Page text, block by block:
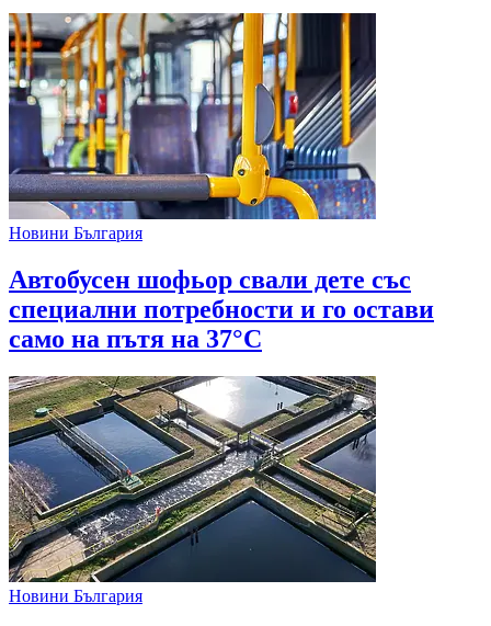
Новини България
Автобусен шофьор свали дете със
специални потребности и го остави
само на пътя на 37°C
Новини България